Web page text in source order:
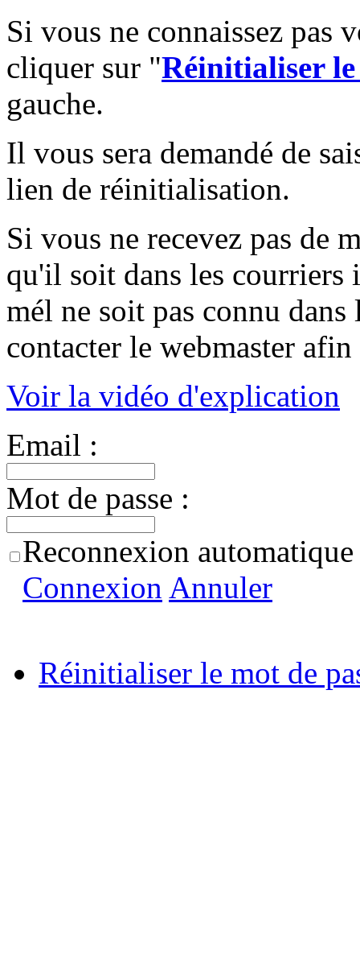
Si vous ne connaissez pas
cliquer sur "Réinitialiser le
gauche.
Il vous sera demandé de
lien de réinitialisation.
Si vous ne recevez pas de
qu'il soit dans les courriers
mél ne soit pas connu
contacter le webmaster
Voir la vidéo d'explication
Email :
Mot de passe :
Reconnexion automatique
Connexion Annuler
Réinitialiser le mot de